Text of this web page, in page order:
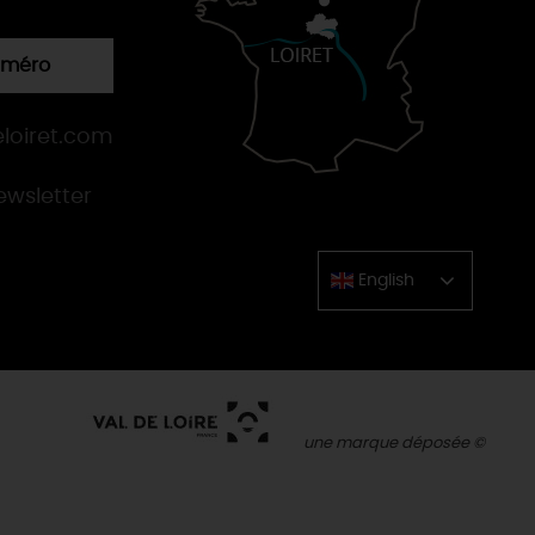
English
Chinese
une marque déposée ©